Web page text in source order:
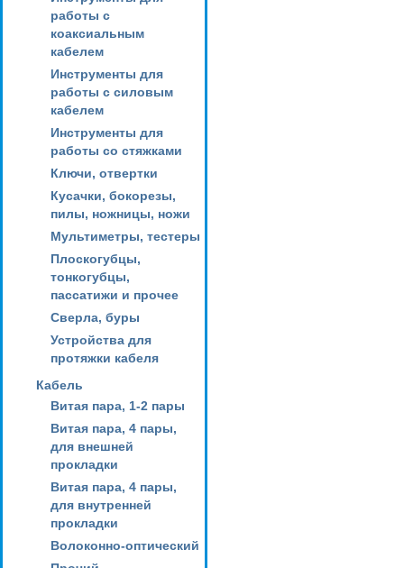
работы с
коаксиальным
кабелем
Инструменты для
работы с силовым
кабелем
Инструменты для
работы со стяжками
Ключи, отвертки
Кусачки, бокорезы,
пилы, ножницы, ножи
Мультиметры, тестеры
Плоскогубцы,
тонкогубцы,
пассатижи и прочее
Сверла, буры
Устройства для
протяжки кабеля
Кабель
Витая пара, 1-2 пары
Витая пара, 4 пары,
для внешней
прокладки
Витая пара, 4 пары,
для внутренней
прокладки
Волоконно-оптический